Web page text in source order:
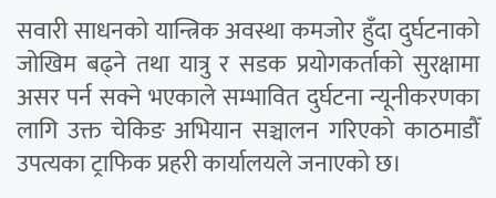
सवारी साधनको यान्त्रिक अवस्था कमजोर हुँदा दुर्घटनाको
जोखिम बढ्ने तथा यात्रु र सडक प्रयोगकर्ताको सुरक्षामा
असर पर्न सक्ने भएकाले सम्भावित दुर्घटना न्यूनीकरणका
लागि उक्त चेकिङ अभियान सञ्चालन गरिएको काठमाडौँ
उपत्यका ट्राफिक प्रहरी कार्यालयले जनाएको छ।